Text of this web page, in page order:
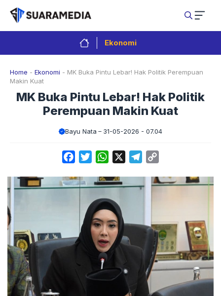
Langsung
isi
Ekonomi
Home - Ekonomi - MK Buka Pintu Lebar! Hak Politik Perempuan
Makin Kuat
MK Buka Pintu Lebar! Hak Politik
Perempuan Makin Kuat
Bayu Nata 31-05-2026 - 07.04
FacebookTwitterWhatsApp Telegram